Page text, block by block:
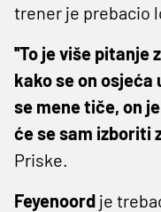
trener je prebacio
''To je više pitanje
kako se on osjeća
se mene tiče, on
će se sam izboriti
Priske.
Feyenoord je